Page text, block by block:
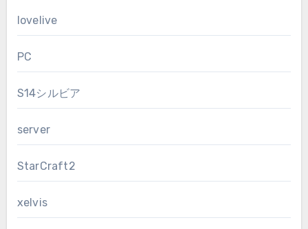
lovelive
PC
S14シルビア
server
StarCraft2
xelvis